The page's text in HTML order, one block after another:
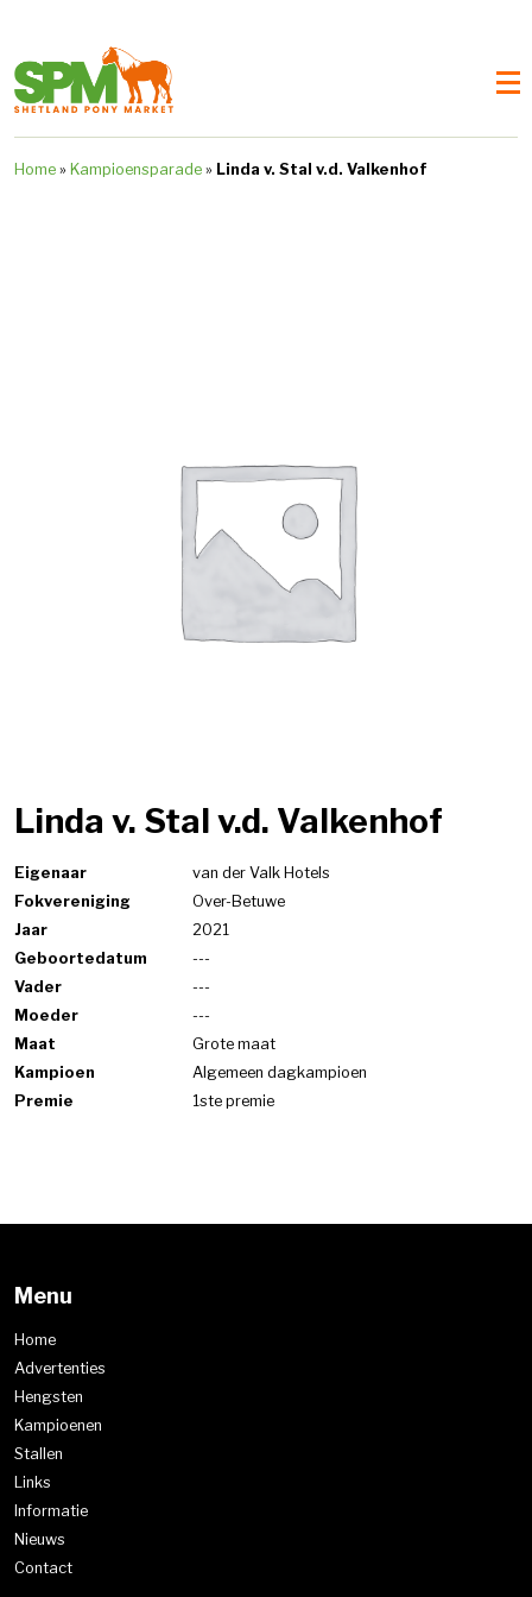
Home » Kampioensparade » Linda v. Stal v.d. Valkenhof
Linda v. Stal v.d. Valkenhof
Eigenaar
van der Valk Hotels
Fokvereniging
Over-Betuwe
Jaar
2021
Geboortedatum
---
Vader
---
Moeder
---
Maat
Grote maat
Kampioen
Algemeen dagkampioen
Premie
1ste premie
Menu
Home
Advertenties
Hengsten
Kampioenen
Stallen
Links
Informatie
Nieuws
Contact